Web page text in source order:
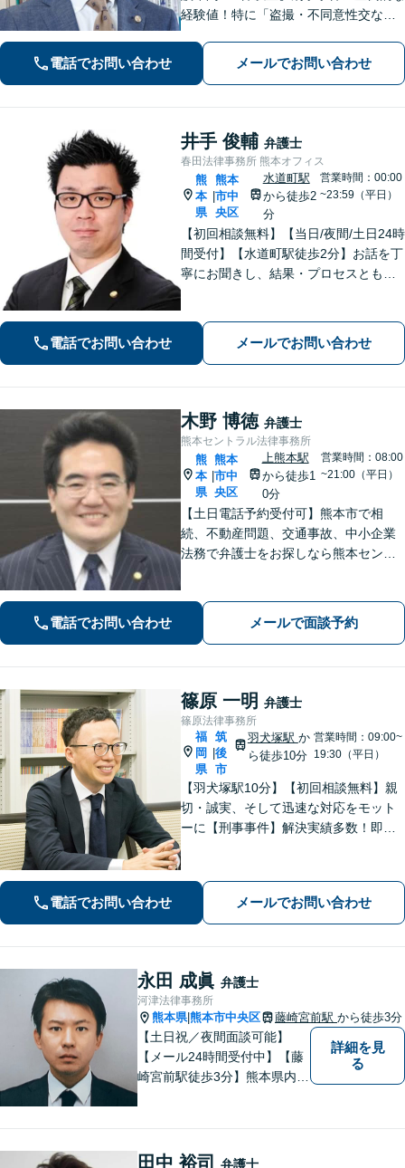
経験値！特に「盗撮・不同意性交など
局・証券会社」勤務で培った税の知識
を生かし、依頼者に寄り添った強いパ
電話でお問い合わせ メールでお問い合わせ
井手 俊輔 弁護士
春田法律事務所 熊本オフィス
熊
本
県
熊本
市中
央区
水道町駅
から徒歩2
分
営業時間：00:00
~23:59（平日）
【初回相談無料】【当日/夜間/土日24時
間受付】【水道町駅徒歩2分】お話を丁
寧にお聞きし、結果・プロセスともに
電話でお問い合わせ メールでお問い合わせ
木野 博徳 弁護士
熊本セントラル法律事務所
熊
本
県
|
熊本
市中
央区
上熊本駅
から徒歩1
0分
営業時間：08:00
~21:00（平日）
【土日電話予約受付可】熊本市で相
続、不動産問題、交通事故、中小企業
法務で弁護士をお探しなら熊本セント
受付可】【休日・夜間相談可】
電話でお問い合わせ メールで面談予約
篠原 一明 弁護士
篠原法律事務所
福
岡
県
|
筑
後
市
羽犬塚駅 か
ら徒歩10分
営業時間：09:00~
19:30（平日）
【羽犬塚駅10分】【初回相談無料】親
切・誠実、そして迅速な対応をモット
ーに【刑事事件】解決実績多数！即時
選択肢と法的権利を明確にし、納得の
いく決断ができるよう支援いたします
電話でお問い合わせ メールでお問い合わせ
永田 成眞 弁護士
河津法律事務所
熊本県|熊本市中央区 藤崎宮前駅 から徒歩3分
【土日祝／夜間面談可能】
【メール24時間受付中】【藤
崎宮前駅徒歩3分】熊本県内及
の方の契約関係トラブルまで
詳細を見
る
田中 裕司 弁護士